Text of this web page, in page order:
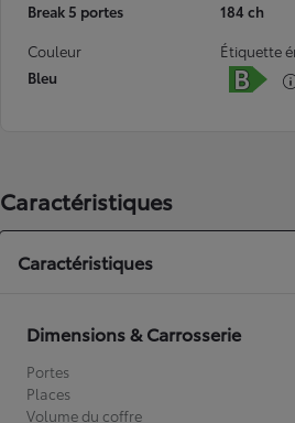
Break 5 portes
184 ch
Couleur
Bleu
Étiquette
Caractéristiques
Caractéristiques
Dimensions & Carrosserie
Portes
Places
Volume du coffre